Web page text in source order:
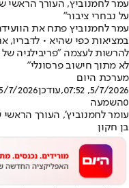
עמר לחמנוביץ, העורך הראשי
על נבחרי ציבור"
עמר לחמנוביץ פתח את
להרשות לעצמה "פריבילגיה
לא מתוך חישוב פרסונלי"
מערכת היום
5/7/2026, 07:52
,עודכן7/2026, 07:55
0השמעה
עומר לחמנוביץ', העורך הראשי
בן חקון